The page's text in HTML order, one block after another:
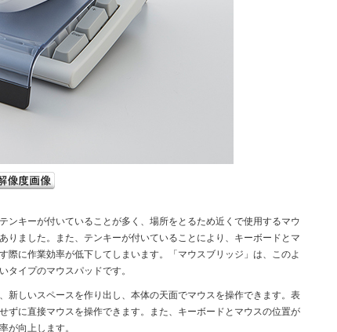
キーが付いていることが多く、場所をとるため近くで使用するマウ
りました。また、テンキーが付いていることにより、キーボードとマ
際に作業効率が低下してしまいます。「マウスブリッジ」は、このよ
タイプのマウスパッドです。
しいスペースを作り出し、本体の天面でマウスを操作できます。表
ずに直接マウスを操作できます。また、キーボードとマウスの位置が
が向上します。